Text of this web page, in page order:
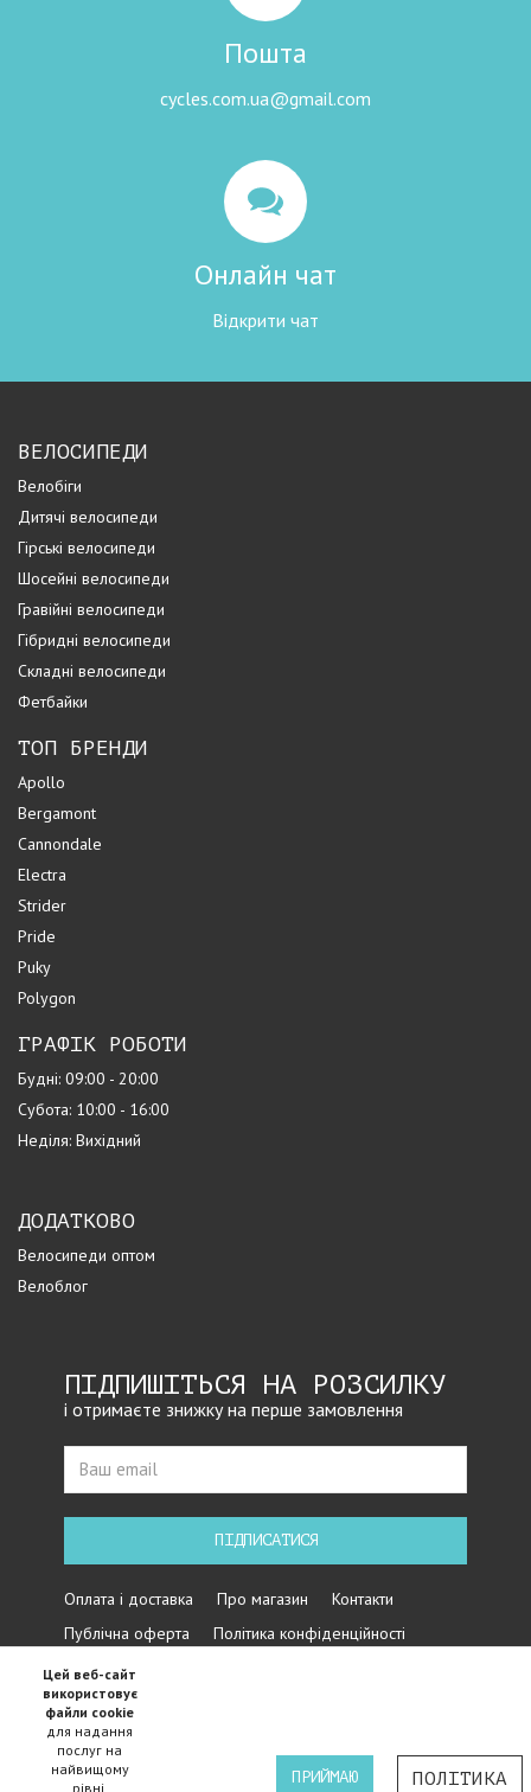
Пошта
cycles.com.ua@gmail.com
Онлайн чат
Відкрити чат
ВЕЛОСИПЕДИ
Велобіги
Дитячі велосипеди
Гірські велосипеди
Шосейні велосипеди
Гравійні велосипеди
Гібридні велосипеди
Складні велосипеди
Фетбайки
ТОП БРЕНДИ
Apollo
Bergamont
Cannondale
Electra
Strider
Pride
Puky
Polygon
ГРАФІК РОБОТИ
Будні: 09:00 - 20:00
Субота: 10:00 - 16:00
Неділя: Вихідний
ДОДАТКОВО
Велосипеди оптом
Велоблог
ПІДПИШІТЬСЯ НА РОЗСИЛКУ
і отримаєте знижку на перше замовлення
ПІДПИСАТИСЯ
Оплата і доставка Про магазин
Контакти
Публічна оферта
Політика конфіденційності
Цей веб-сайт
використовує
файли cookie
для надання
послуг на
найвищому
рівні.
ПРИЙМАЮ ПОЛІТИКА